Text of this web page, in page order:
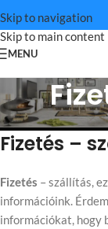
Skip to navigation
Skip to main content
MENU
Fizetés –
Fizetés – szállítás,
információink.
információkat, hogy